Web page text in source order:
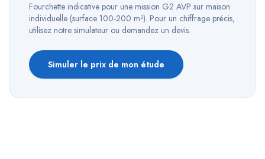
Fourchette indicative pour une mission G2 AVP sur maison
individuelle (surface 100-200 m²). Pour un chiffrage précis,
utilisez notre simulateur ou demandez un devis.
Simuler le prix de mon étude